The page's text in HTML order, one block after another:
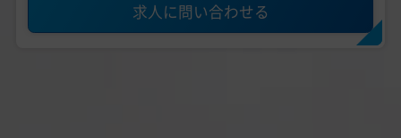
求人に問い合わせる